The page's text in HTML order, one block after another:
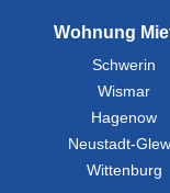
Wohnung
Schwerin
Wismar
Hagenow
Neustadt-
Wittenburg